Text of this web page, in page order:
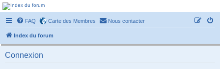
Forum-passionnement
Le forum des passionnés de trains miniature, de petites autos etc etc
FAQ Carte des Membres Nous contacter
Index du forum
Connexion